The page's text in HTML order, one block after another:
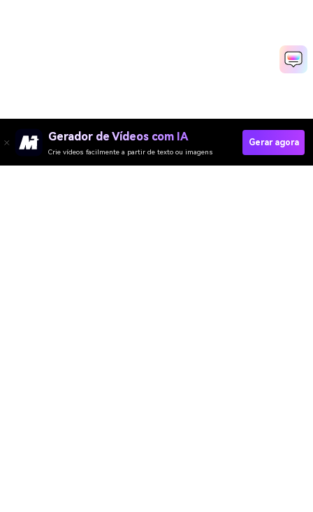
Gerador de Vídeos com IA
Crie vídeos facilmente a partir de texto ou imagens
Gerar agora